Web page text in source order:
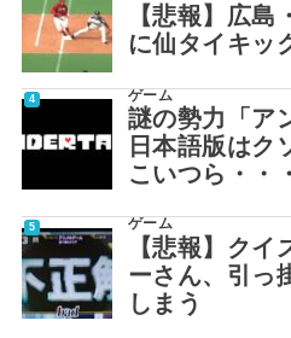
【悲報】広
に仙タイキッ
ゲーム
謎の勢力「ア
日本語版はク
こいつら・・
ゲーム
【悲報】クイ
ーさん、引っ
しまう